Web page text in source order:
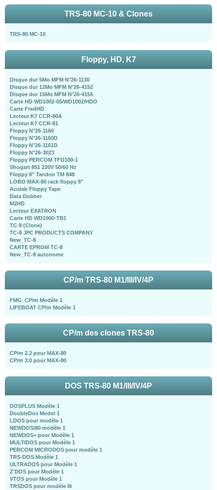
TRS-80 MC-10 & Clones
TRS-80 MC-10
Floppy, HD, K7
Disque dur 5Mo MFM N°26-1130
Disque dur 12Mo MFM N°26-4152
Disque dur 15Mo MFM N°26-4155
Carte HD WD1002-05/WD1002/HDO
Carte FredHD
Lecteur K7 CCR-80A
Lecteur K7 CCR-81
Floppy N°26-1160
Floppy N°26-1160D
Floppy N°26-1161D
Floppy N°26-3023
Floppy PERCOM TFD100-1
Shugart 851 220V 50/60 Hz
Floppy 8" Tandon TM 848
LOBO MAX-80 rack floppy 8"
Aculab Floppy Tape
Data Dubber
M2HD
Lecteur EXATRON
Carte HD WD1000-TB1
TC-8 (Clone)
TC-8 JPC PRODUCTS COMPANY
New_TC-8
CARTE EPROM TC-8
New_TC-8 autonome
CP/m TRS-80 M1/III/IV/4P
FMG_CP/m Modèle 1
LIFEBOAT CP/m Modèle 1
CP/m des clones TRS-80
CP/m 2.2 pour MAX-80
CP/m 3.0 pour MAX-80
DOS TRS-80 M1/III/IV/4P
DOSPLUS Modèle 1
DoubleDos Model 1
LDOS pour modèle 1
NEWDOS/80 modèle 1
NEWDOS+ pour Modèle 1
MULTIDOS pour Modèle 1
PERCOM MICRODOS pour modèle 1
TRS-DOS Modèle 1
ULTRADOS pour Modèle 1
Z'DOS pour Modèle 1
VTOS pour Modèle 1
TRSDOS pour modèle III